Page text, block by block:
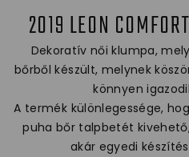
2019 LEON
Dekoratív női klumpa,
bőrből készült, melynek
könnyen
A termék különlegessége,
puha bőr talpbetét
akár egyedi